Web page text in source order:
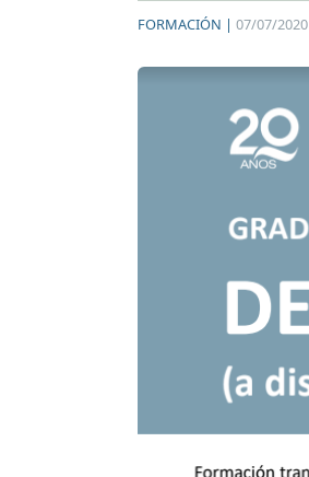
FORMACIÓN | 07/07/2020